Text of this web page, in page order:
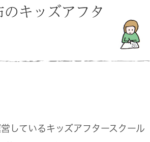
キッズアフタ
しているキッズアフタースクール